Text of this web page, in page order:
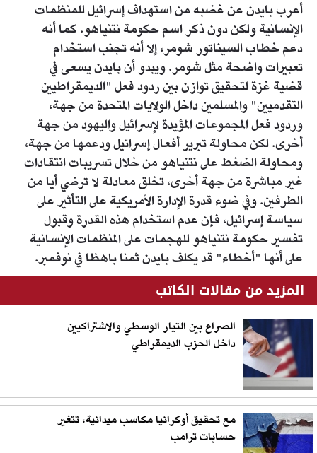
أعرب بايدن عن غضبه من استهداف إسرائيل للمنظمات
الإنسانية ولكن دون ذكر اسم حكومة نتنياهو. كما أنه
دعم خطاب السيناتور شومر، إلا أنه تجنب استخدام
تعبيرات واضحة مثل شومر. ويبدو أن بايدن يسعى في
قضية غزة لتحقيق توازن بين ردود فعل "الديمقراطيين
التقدميين" والمسلمين داخل الولايات المتحدة من جهة،
وردود فعل المجموعات المؤيدة لإسرائيل واليهود من جهة
أخرى. لكن محاولة تبرير أفعال إسرائيل ودعمها من جهة،
ومحاولة الضغط على نتنياهو من خلال تسريبات انتقادات
غير مباشرة من جهة أخرى، تخلق معادلة لا ترضي أيا من
الطرفين. وفي ضوء قدرة الإدارة الأمريكية على التأثير على
سياسة إسرائيل، فإن عدم استخدام هذه القدرة وقبول
تفسير حكومة نتنياهو للهجمات على المنظمات الإنسانية
على أنها "أخطاء" قد يكلف بايدن ثمنا باهظا في نوفمبر.
المزيد من مقالات الكاتب
الصراع بين التيار الوسطي والاشتراكيين
داخل الحزب الديمقراطي
مع تحقيق أوكرانيا مكاسب ميدانية، تتغير
حسابات ترامب